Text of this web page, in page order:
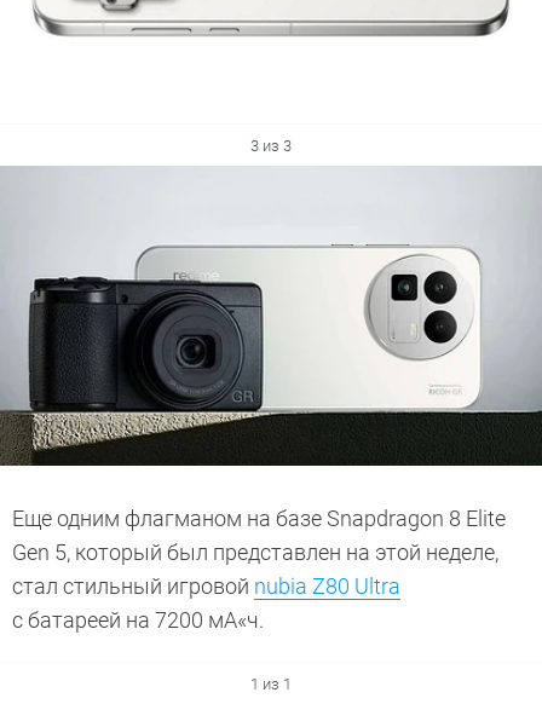
3 из 3
Еще одним флагманом на базе Snapdragon 8 Elite
Gen 5, который был представлен на этой неделе,
стал стильный игровой nubia Z80 Ultra
c батареей на 7200 мА«ч.
1 из 1